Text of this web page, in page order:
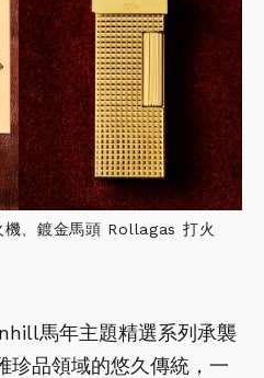
、鍍金馬頭 Rollagas 打火
馬年主題精選系列承襲
珍品領域的悠久傳統，一